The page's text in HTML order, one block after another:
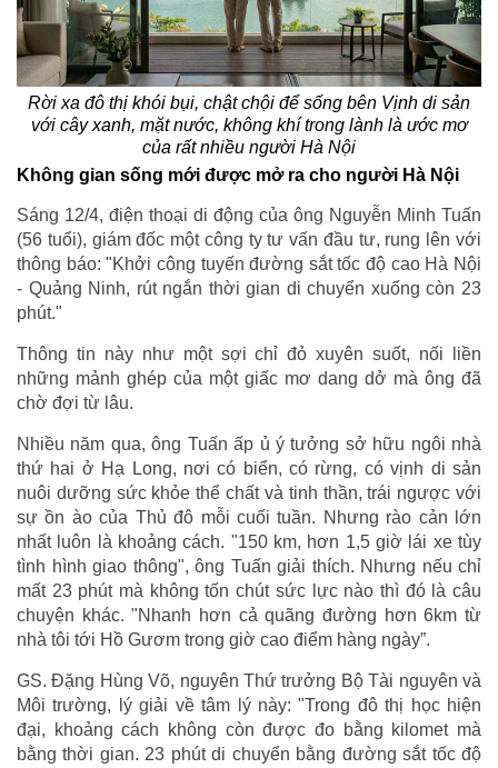
Rời xa đô thị khói bụi, chật chội để sống bên Vịnh di sản
với cây xanh, mặt nước, không khí trong lành là ước mơ
của rất nhiều người Hà Nội
Không gian sống mới được mở ra cho người Hà Nội
Sáng 12/4, điện thoại di động của ông Nguyễn Minh Tuấn
(56 tuổi), giám đốc một công ty tư vấn đầu tư, rung lên với
thông báo: "Khởi công tuyến đường sắt tốc độ cao Hà Nội
- Quảng Ninh, rút ngắn thời gian di chuyển xuống còn 23
phút."
Thông tin này như một sợi chỉ đỏ xuyên suốt, nối liền
những mảnh ghép của một giấc mơ dang dở mà ông đã
chờ đợi từ lâu.
Nhiều năm qua, ông Tuấn ấp ủ ý tưởng sở hữu ngôi nhà
thứ hai ở Hạ Long, nơi có biển, có rừng, có vịnh di sản
nuôi dưỡng sức khỏe thể chất và tinh thần, trái ngược với
sự ồn ào của Thủ đô mỗi cuối tuần. Nhưng rào cản lớn
nhất luôn là khoảng cách. "150 km, hơn 1,5 giờ lái xe tùy
tình hình giao thông", ông Tuấn giải thích. Nhưng nếu chỉ
mất 23 phút mà không tốn chút sức lực nào thì đó là câu
chuyện khác. "Nhanh hơn cả quãng đường hơn 6km từ
nhà tôi tới Hồ Gươm trong giờ cao điểm hàng ngày”.
GS. Đặng Hùng Võ, nguyên Thứ trưởng Bộ Tài nguyên và
Môi trường, lý giải về tâm lý này: "Trong đô thị học hiện
đại, khoảng cách không còn được đo bằng kilomet mà
bằng thời gian. 23 phút di chuyển bằng đường sắt tốc độ